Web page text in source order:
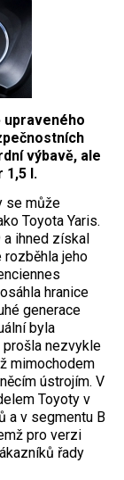
výbavě, ale
1,5 l.
se může
Toyota Yaris.
ihned získal
rozběhla jeho
hranice
generace
byla
nezvykle
mimochodem
ústrojím. V
Toyoty v
a v segmentu B
pro verzi
řady